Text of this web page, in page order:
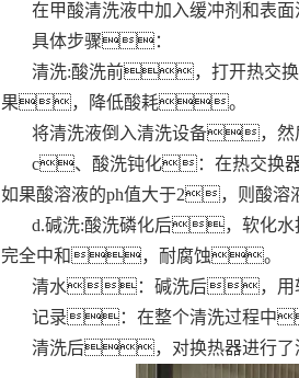
在甲酸清洗液中加入缓冲剂和
具体步骤：
清洗:酸洗前，打开热交
果，降低酸耗。
将清洗液倒入清洗设备，然
c、酸洗钝化：在热交换
如果酸溶液的ph值大于2，则酸
d.碱洗:酸洗磷化后，软化
完全中和，耐腐蚀。
清水：碱洗后，用
记录：在整个清洗过程中
清洗后，对换热器进行